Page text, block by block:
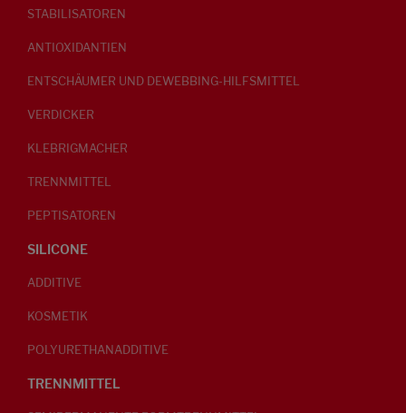
STABILISATOREN
ANTIOXIDANTIEN
ENTSCHÄUMER UND DEWEBBING-HILFSMITTEL
VERDICKER
KLEBRIGMACHER
TRENNMITTEL
PEPTISATOREN
SILICONE
ADDITIVE
KOSMETIK
POLYURETHANADDITIVE
TRENNMITTEL